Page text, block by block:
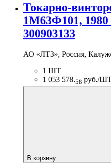
Токарно-
1М63Ф101,
300903133
АО «ЛТЗ», Россия,
1 ШТ
1 053 578.58 руб./
В корзину